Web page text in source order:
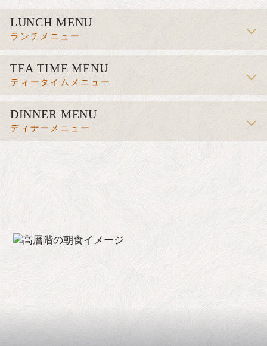
LUNCH MENU
ランチメニュー
TEA TIME MENU
ティータイムメニュー
DINNER MENU
ディナーメニュー